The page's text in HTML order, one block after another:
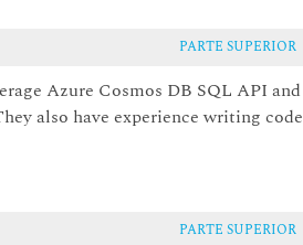
PARTE SUPERIOR
Azure Cosmos DB SQL API and
also have experience writing code
PARTE SUPERIOR